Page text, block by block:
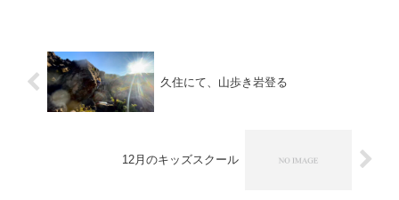
久住にて、山歩き岩登る
12月のキッズスクール